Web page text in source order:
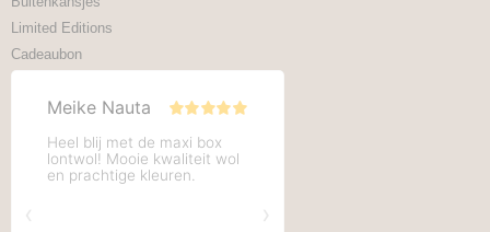
Limited Editions
Cadeaubon